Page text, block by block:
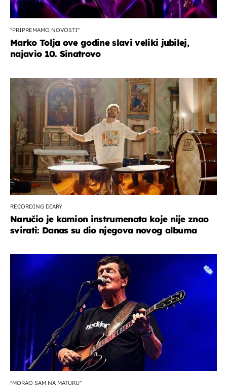
''PRIPREMAMO NOVOSTI''
Marko Tolja ove godine slavi veliki jubilej,
najavio 10. Sinatrovo
RECORDING DIARY
Naručio je kamion instrumenata koje nije znao
svirati: Danas su dio njegova novog albuma
''MORAO SAM NA MATURU''